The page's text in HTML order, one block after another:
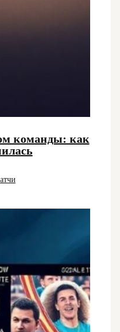
команды: как